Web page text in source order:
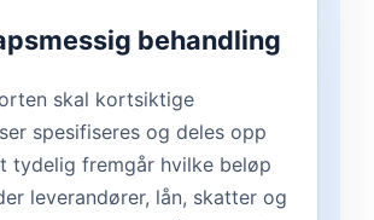
behandling
skal kortsiktige
spesifiseres og deles opp
tydelig fremgår hvilke beløp
leverandører, lån, skatter og